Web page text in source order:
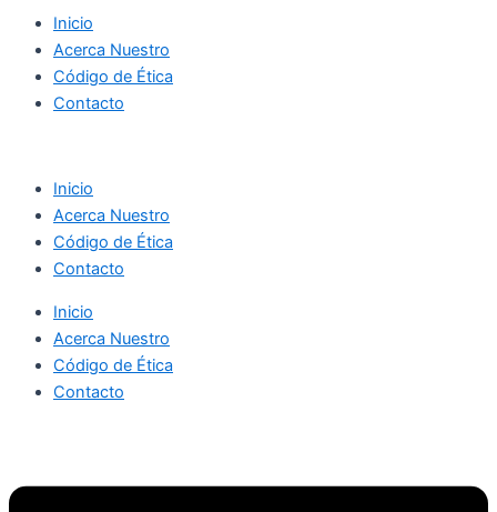
Inicio
Acerca Nuestro
Código de Ética
Contacto
Inicio
Acerca Nuestro
Código de Ética
Contacto
Inicio
Acerca Nuestro
Código de Ética
Contacto